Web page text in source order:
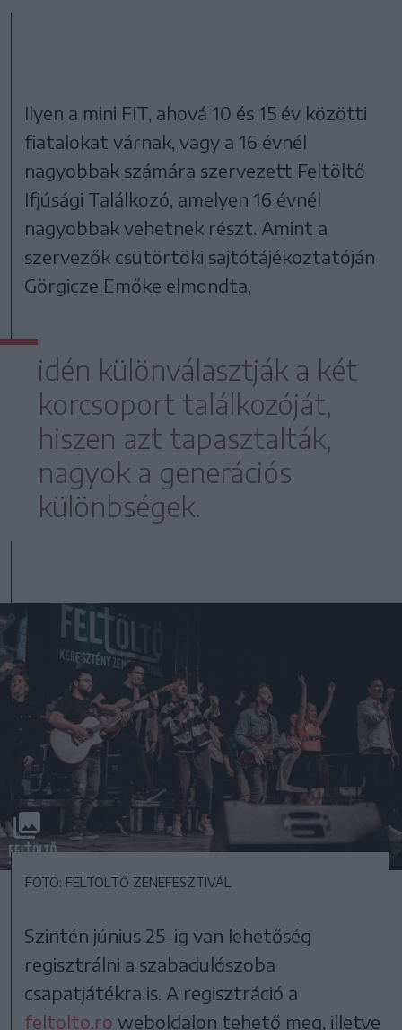
Ilyen a mini FIT, ahová 10 és 15 év közötti
fiatalokat várnak, vagy a 16 évnél
nagyobbak számára szervezett Feltöltő
Ifjúsági Találkozó, amelyen 16 évnél
nagyobbak vehetnek részt. Amint a
szervezők csütörtöki sajtótájékoztatóján
Görgicze Emőke elmondta,
idén különválasztják a két
korcsoport találkozóját,
hiszen azt tapasztalták,
nagyok a generációs
különbségek.
FOTÓ: FELTÖLTŐ ZENEFESZTIVÁL
Szintén június 25-ig van lehetőség
regisztrálni a szabadulószoba
csapatjátékra is. A regisztráció a
feltolto.ro weboldalon tehető meg, illetve